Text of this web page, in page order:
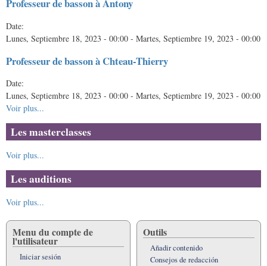
Professeur de basson à Antony
Date:
Lunes, Septiembre 18, 2023 - 00:00 - Martes, Septiembre 19, 2023 - 00:00
Professeur de basson à Chteau-Thierry
Date:
Lunes, Septiembre 18, 2023 - 00:00 - Martes, Septiembre 19, 2023 - 00:00
Voir plus...
Les masterclasses
Voir plus...
Les auditions
Voir plus...
Menu du compte de
l'utilisateur
Iniciar sesión
Outils
Añadir contenido
Consejos de redacción